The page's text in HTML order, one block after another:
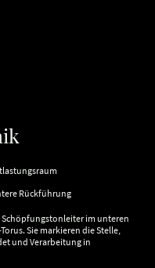
Rückführung
im unteren
Sie markieren die Stelle,
und Verarbeitung in